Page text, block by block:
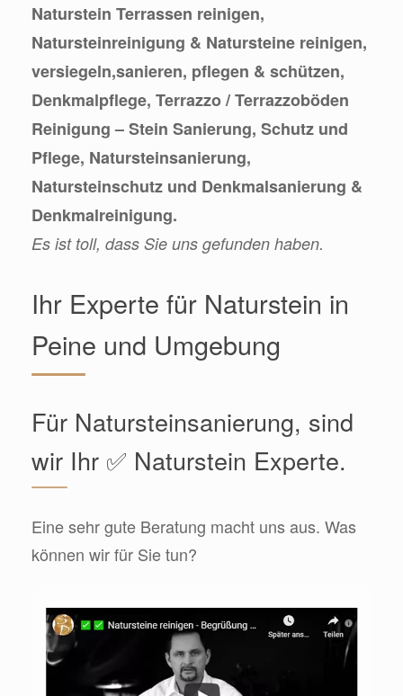
Naturstein Terrassen reinigen,
Natursteinreinigung & Natursteine reinigen,
versiegeln,sanieren, pflegen & schützen,
Denkmalpflege, Terrazzo / Terrazzoböden
Reinigung – Stein Sanierung, Schutz und
Pflege, Natursteinsanierung,
Natursteinschutz und Denkmalsanierung &
Denkmalreinigung.
Es ist toll, dass Sie uns gefunden haben.
Ihr Experte für Naturstein in
Peine und Umgebung
Für Natursteinsanierung, sind
wir Ihr ✅ Naturstein Experte.
Eine sehr gute Beratung macht uns aus. Was
können wir für Sie tun?